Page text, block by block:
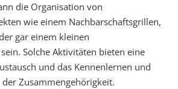
die Organisation von
wie einem Nachbarschaftsgrillen,
gar einem kleinen
Solche Aktivitäten bieten eine
und das Kennenlernen und
Zusammengehörigkeit.